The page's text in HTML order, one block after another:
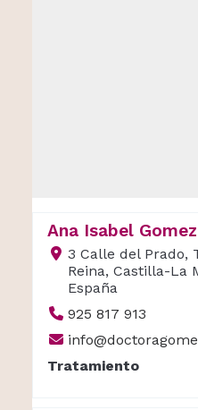
Ana Isabel Gomez
3 Calle del Prado,
Reina, Castilla-La
España
925 817 913
Tratamiento